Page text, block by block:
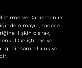
ve Danışmanlık
olmayıp, sadece
ilişkin olarak,
Geliştirme ve
bir sorumluluk ve